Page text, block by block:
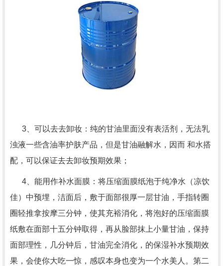
3、可以去去卸妆：纯的甘油里面没有表活剂，无法乳
浊液一些含油率护肤产品，但是甘油融解水，因而 和水搭
配，可以保证去去卸妆预期效果；
4、能用作补水面膜：将压缩面膜纸泡于纯净水（凉饮
佳）中预埋，洁面后，敷于面部很厚一层甘油，手指转圈
圈轻推拿按摩三分钟，使其充裕消化，将泡好的压缩面膜
纸敷在面部十五分钟取得，再从脸部抹上小量甘油，保持
面部理性，几分钟后，甘油完全消化，的保湿补水预期效
果，会使你大吃一惊，感叹本身也变为一个水美人。第二